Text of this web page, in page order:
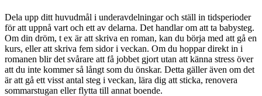
Dela upp ditt huvudmål i underavdelningar och ställ in tidsperioder
för att uppnå vart och ett av delarna. Det handlar om att ta babysteg.
Om din dröm, t ex är att skriva en roman, kan du börja med att gå en
kurs, eller att skriva fem sidor i veckan. Om du hoppar direkt in i
romanen blir det svårare att få jobbet gjort utan att känna stress över
att du inte kommer så långt som du önskar. Detta gäller även om det
är att gå ett visst antal steg i veckan, lära dig att sticka, renovera
sommarstugan eller flytta till annat boende.